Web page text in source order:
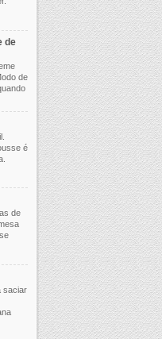
de
de
é
de
saciar